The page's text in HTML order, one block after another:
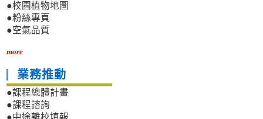
●校園植物地圖
●粉絲專頁
●空氣品質
more
業務推動
●課程總體計畫
●課程諮詢
●中途離校填報